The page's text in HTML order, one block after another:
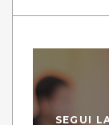
SEGUI